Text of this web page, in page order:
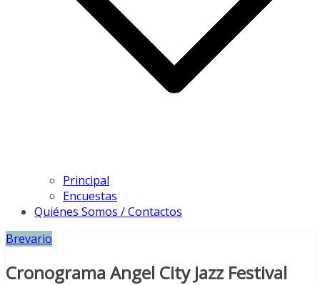
Principal
Encuestas
Quiénes Somos / Contactos
Brevario
Cronograma Angel City Jazz Festival